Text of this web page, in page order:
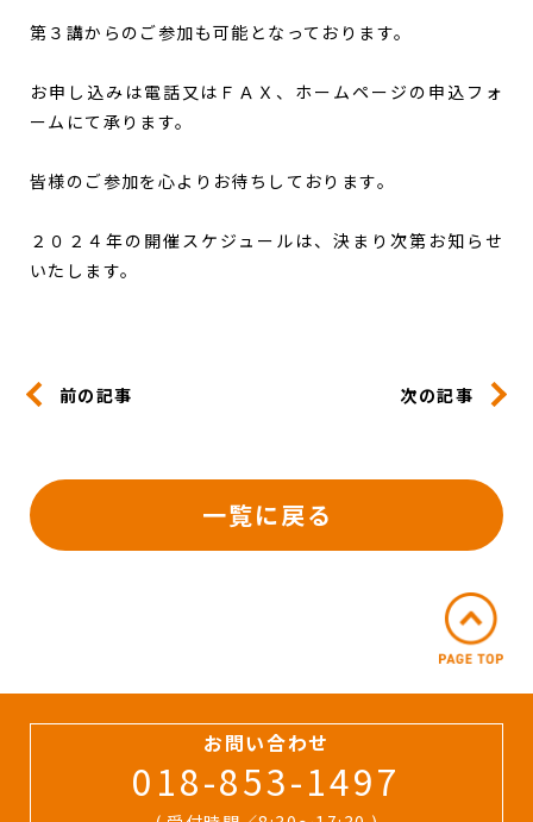
第３講からのご参加も可能となっております。
お申し込みは電話又はＦＡＸ、ホームページの申込フォ
ームにて承ります。
皆様のご参加を心よりお待ちしております。
２０２４年の開催スケジュールは、決まり次第お知らせ
いたします。
前の記事 次の記事
一覧に戻る
お問い合わせ
018-853-1497